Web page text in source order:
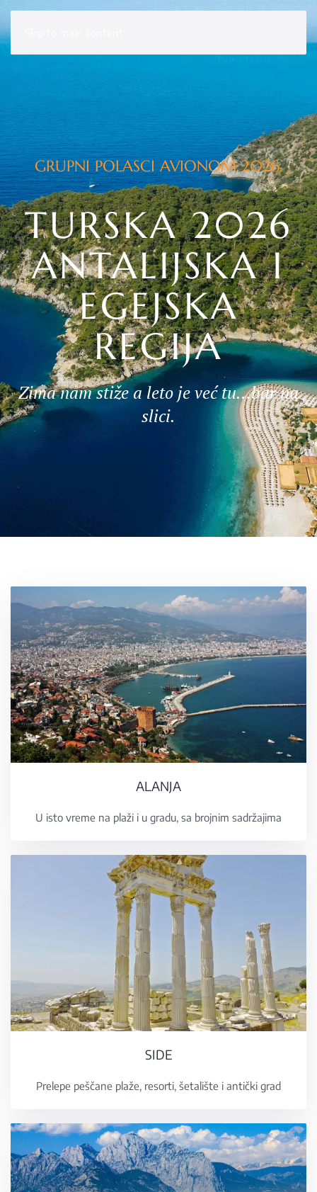
GRUPNI POLASCI AVIONOM 2026.
TURSKA 2026
ANTALIJSKA I
EGEJSKA
REGIJA
Zima nam stiže a leto je već tu…bar na
slici.
ALANJA
U isto vreme na plaži i u gradu, sa brojnim sadržajima
SIDE
Prelepe peščane plaže, resorti, šetalište i antički grad